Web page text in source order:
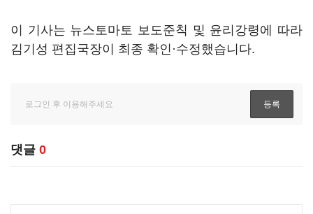
이 기사는 뉴스토마토 보도준칙 및 윤리강령에 따라
김기성 편집국장이 최종 확인·수정했습니다.
댓글 0